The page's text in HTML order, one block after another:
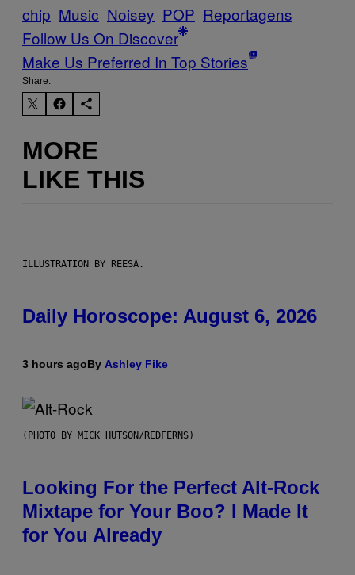
chip Music Noisey POP Reportagens
Follow Us On Discover
Make Us Preferred In Top Stories
Share:
MORE
LIKE THIS
ILLUSTRATION BY REESA.
Daily Horoscope: August 6, 2026
3 hours agoBy Ashley Fike
(PHOTO BY MICK HUTSON/REDFERNS)
Looking For the Perfect Alt-Rock
Mixtape for Your Boo? I Made It
for You Already